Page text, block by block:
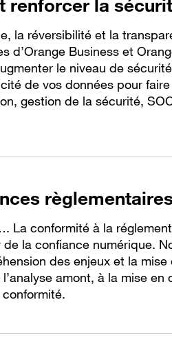
renforcer la
la réversibilité et la
d’Orange Business et
le niveau de
de vos données pour
gestion de la sécurité,
La conformité à la
la confiance numérique.
des enjeux et la mise
amont, à la mise en